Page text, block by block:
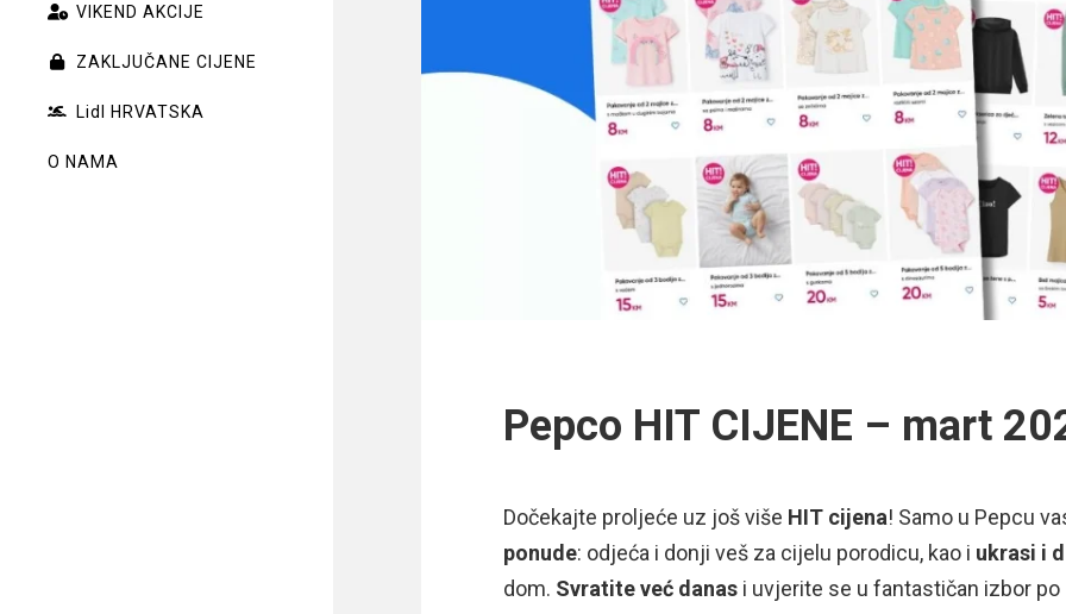
VIKEND AKCIJE
ZAKLJUČANE CIJENE
Lidl HRVATSKA
O NAMA
Pepco HIT CIJENE – mart
Dočekajte proljeće uz još više HIT cijena! Samo u Pepcu
ponude: odjeća i donji veš za cijelu porodicu, kao i ukrasi i
dom. Svratite već danas i uvjerite se u fantastičan izbor